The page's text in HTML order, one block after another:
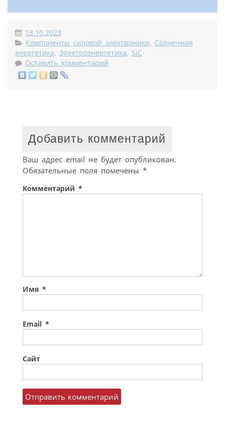
13.10.2023
Компоненты силовой электроники, Солнечная
энергетика, Электроэнергетика, SiC
Оставить комментарий
Добавить комментарий
Ваш адрес email не будет опубликован.
Обязательные поля помечены *
Комментарий *
Имя *
Email *
Сайт